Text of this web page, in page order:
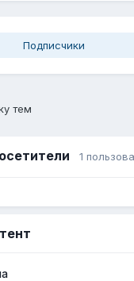
Подписчики
тем
1